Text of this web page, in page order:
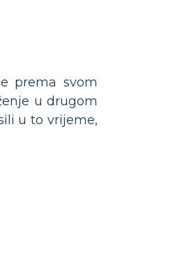
prema svom
u drugom
u to vrijeme,